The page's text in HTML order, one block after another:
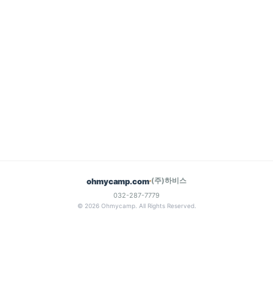
ohmycamp.com (주)하비스
032-287-7779
© 2026 Ohmycamp. All Rights Reserved.